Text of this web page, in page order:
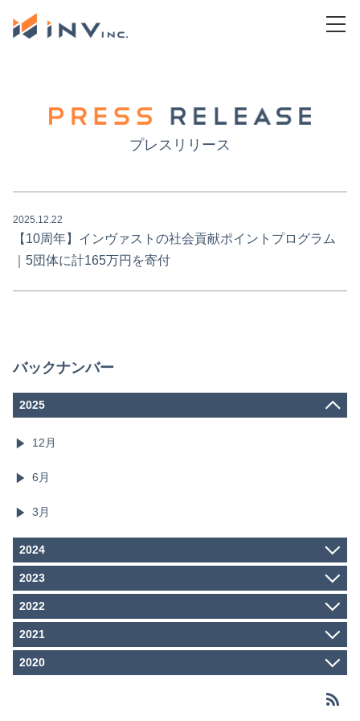
プレスリリース
2025.12.22
【10周年】インヴァストの社会貢献ポイントプログラム
｜5団体に計165万円を寄付
バックナンバー
2025
12月
6月
3月
2024
4月
3月
2月
1月
2023
12月
11月
10月
9月
8月
2022
12月
11月
10月
2021
12月
11月
2020